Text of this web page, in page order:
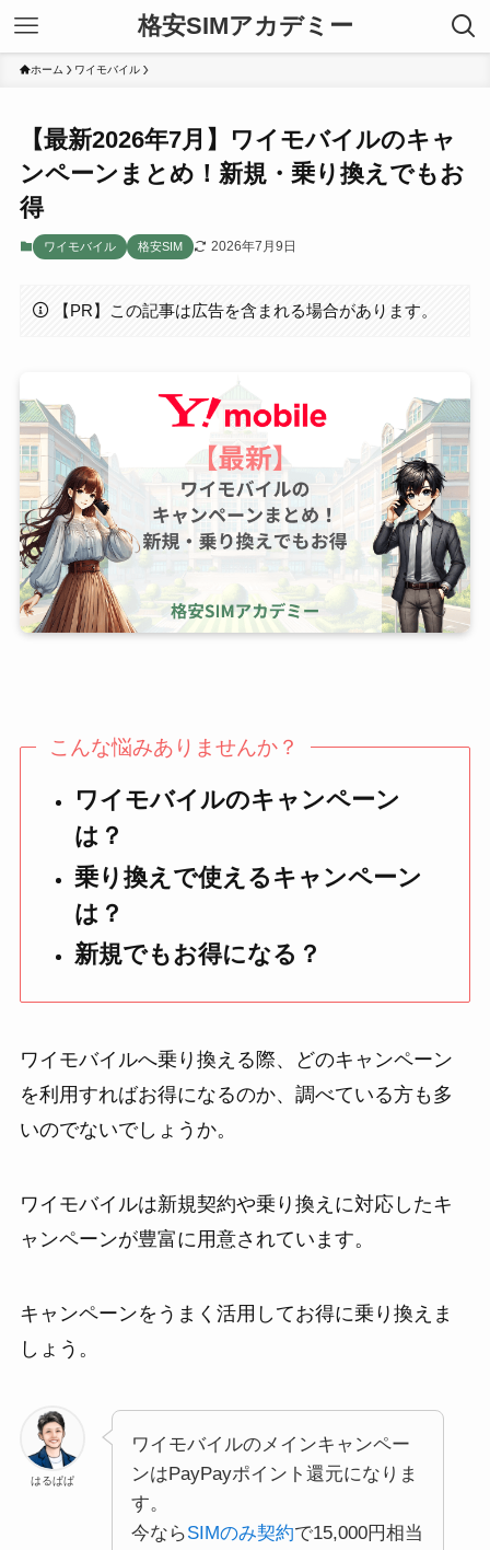
格安SIMアカデミー
ホーム ワイモバイル
【最新2026年7月】ワイモバイルのキャ
ンペーンまとめ！新規・乗り換えでもお
得
ワイモバイル 格安SIM 2026年7月9日
【PR】この記事は広告を含まれる場合があります。
こんな悩みありませんか？
ワイモバイルのキャンペーン
は？
乗り換えで使えるキャンペーン
は？
新規でもお得になる？
ワイモバイルへ乗り換える際、どのキャンペーン
を利用すればお得になるのか、調べている方も多
いのでないでしょうか。
ワイモバイルは新規契約や乗り換えに対応したキ
ャンペーンが豊富に用意されています。
キャンペーンをうまく活用してお得に乗り換えま
しょう。
はるぱぱ
ワイモバイルのメインキャンペー
ンはPayPayポイント還元になりま
す。
今ならSIMのみ契約で15,000円相当